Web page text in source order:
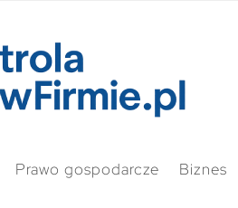
Prawo gospodarcze Biznes